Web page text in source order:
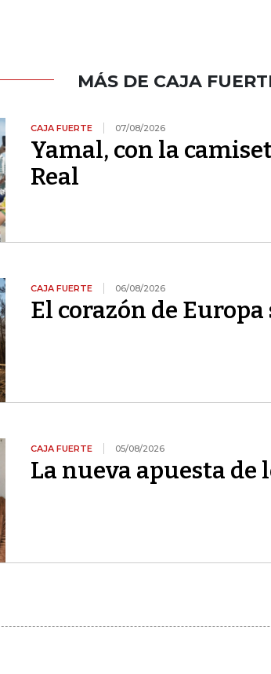
MÁS DE CAJA
CAJA FUERTE 07/08/2026
Yamal, con la
Real
CAJA FUERTE 06/08/2026
El corazón de Europa
CAJA FUERTE 05/08/2026
La nueva apuesta de